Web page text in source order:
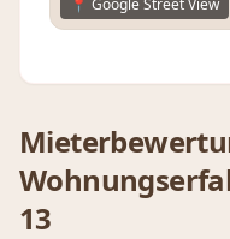
📍 Google Street View
13